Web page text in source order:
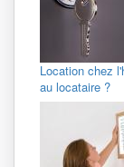
Location chez
au locataire ?